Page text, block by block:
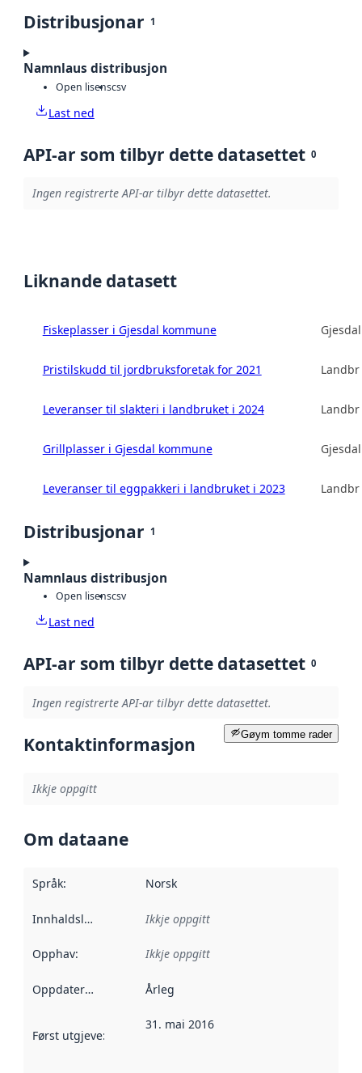
Distribusjonar 1
Namnlaus distribusjon
Open lisenscsv
Last ned
API-ar som tilbyr dette datasettet 0
Ingen registrerte API-ar tilbyr dette datasettet.
Liknande datasett
Fiskeplasser i Gjesdal kommune
Pristilskudd til jordbruksforetak for 2021
Leveranser til slakteri i landbruket i 2024
Grillplasser i Gjesdal kommune
Leveranser til eggpakkeri i landbruket i 2023
Distribusjonar 1
Namnlaus distribusjon
Open lisenscsv
Last ned
API-ar som tilbyr dette datasettet 0
Ingen registrerte API-ar tilbyr dette datasettet.
Gøym tomme rader
Kontaktinformasjon
Ikkje oppgitt
Om dataane
Språk: Norsk
Innhaldsleverandørar :
Ikkje oppgitt
Opphav: Ikkje oppgitt
Oppdateringsfrekvens :
Årleg
Først utgjeve:
31. mai 2016